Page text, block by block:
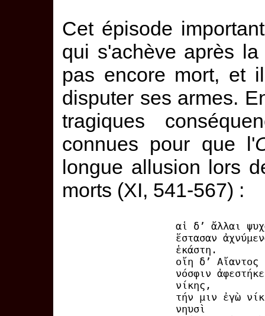
Cet épisode
qui s'achève après
pas encore mort, et
disputer ses armes.
tragiques
connues pour que l'
longue allusion lors
morts (XI, 541-567) :
αἱ δ’ ἄλλαι
ἕστασαν
ἑκάστη.
οἴη δ’ Αἴαντος
νόσφιν
νίκης,
τήν μιν ἐγὼ
νηυσὶ